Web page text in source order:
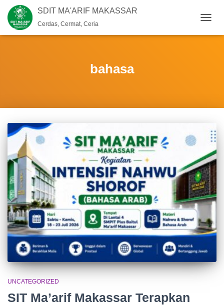
SDIT MA'ARIF MAKASSAR
Cerdas, Cermat, Ceria
bahasa
UNCATEGORIZED
SIT Ma’arif Makassar Terapkan